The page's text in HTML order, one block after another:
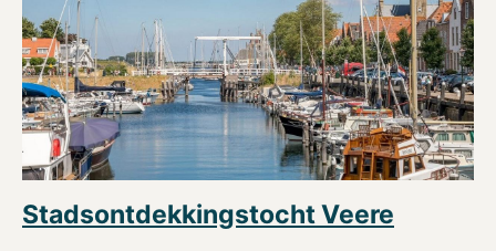
Stadsontdekkingstocht Veere